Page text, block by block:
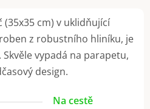
(35x35 cm) v uklidňující
z robustního hliníku, je
vypadá na parapetu,
design.
Na cestě